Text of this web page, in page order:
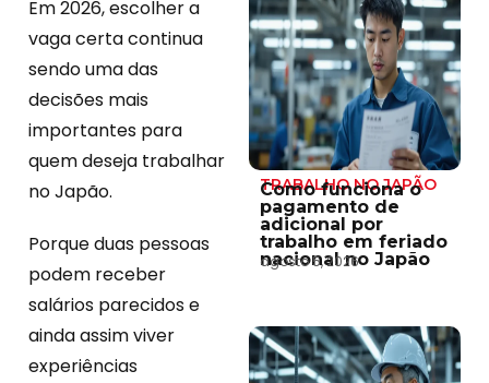
Em 2026, escolher a
vaga certa continua
sendo uma das
decisões mais
importantes para
quem deseja trabalhar
no Japão.
Porque duas pessoas
podem receber
salários parecidos e
ainda assim viver
experiências
TRABALHO NO JAPÃO
Como funciona o
pagamento de
adicional por
trabalho em feriado
nacional no Japão
agosto 5, 2026